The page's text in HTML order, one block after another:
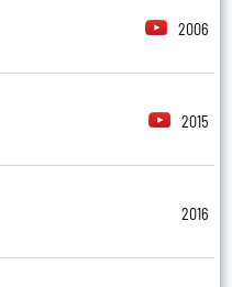
2006
2015
2016